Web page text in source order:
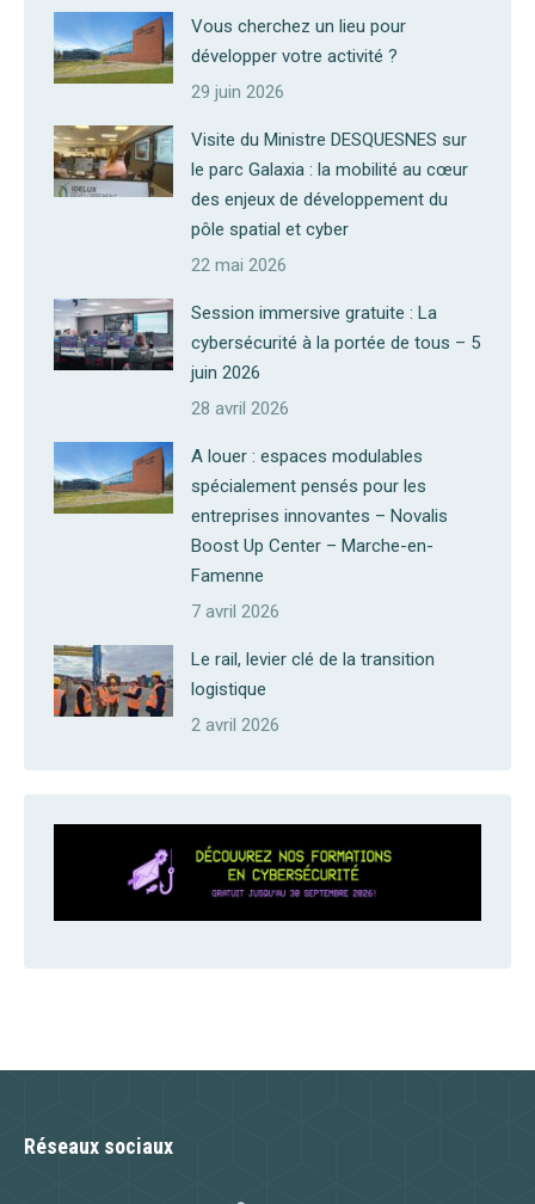
Vous cherchez un lieu pour
développer votre activité ?
29 juin 2026
Visite du Ministre DESQUESNES sur
le parc Galaxia : la mobilité au cœur
des enjeux de développement du
pôle spatial et cyber
22 mai 2026
Session immersive gratuite : La
cybersécurité à la portée de tous – 5
juin 2026
28 avril 2026
A louer : espaces modulables
spécialement pensés pour les
entreprises innovantes – Novalis
Boost Up Center – Marche-en-
Famenne
7 avril 2026
Le rail, levier clé de la transition
logistique
2 avril 2026
Réseaux sociaux